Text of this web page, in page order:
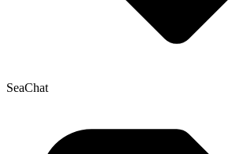
SeaChat